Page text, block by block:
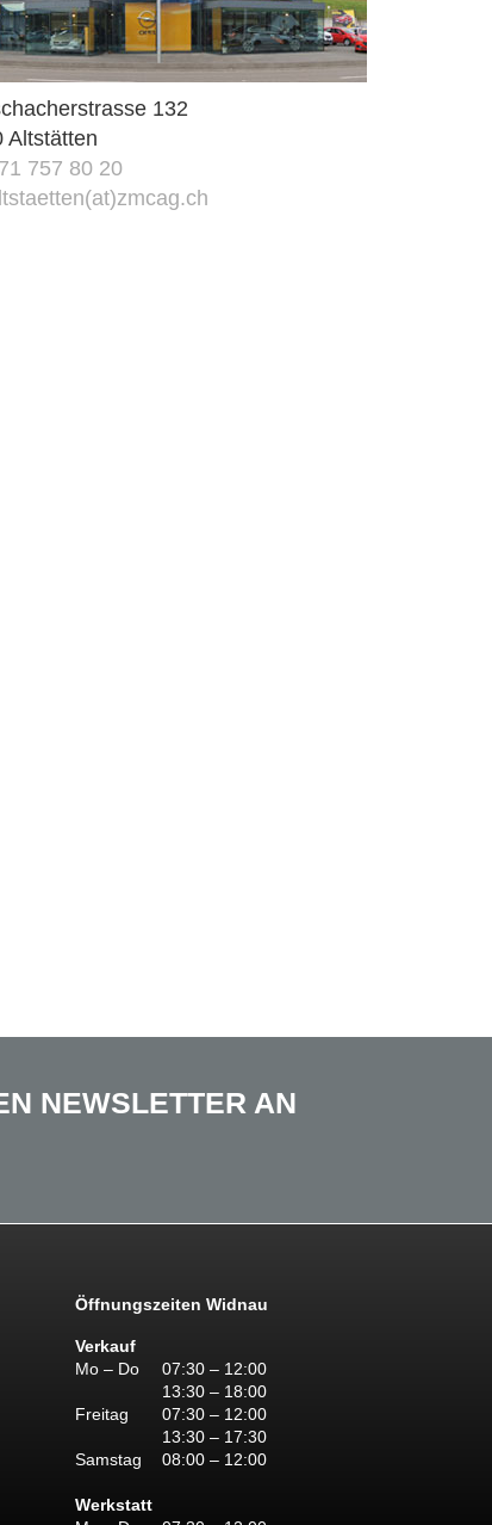
132
Altstätten
757 80 20
NEWSLETTER AN
Öffnungszeiten Widnau
Verkauf
Mo – Do
07:30 – 12:00
13:30 – 18:00
Freitag
07:30 – 12:00
13:30 – 17:30
Samstag
08:00 – 12:00
Werkstatt